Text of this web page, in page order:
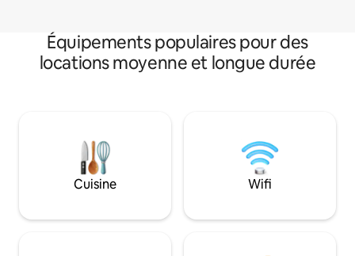
Équipements populaires pour des
locations moyenne et longue durée
Cuisine Wifi